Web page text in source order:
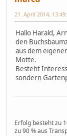
21. April 2014,
Hallo Harald,
den
aus dem
Motte.
Besteht
sondern
Erfolg besteht zu
zu 90 % aus